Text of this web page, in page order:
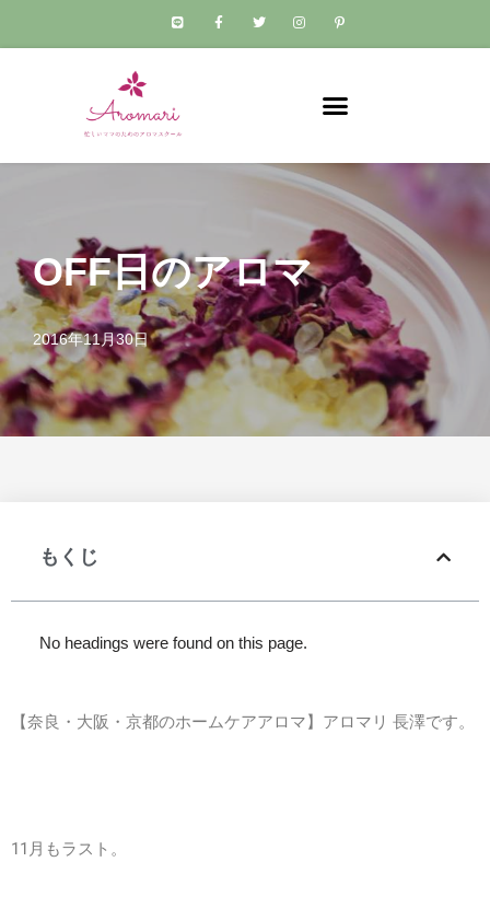
ツ
ッ
プ
OFF日のアロマ
2016年11月30日
もくじ
No headings were found on this page.
【奈良・大阪・京都のホームケアアロマ】アロマリ 長澤です。
11月もラスト。